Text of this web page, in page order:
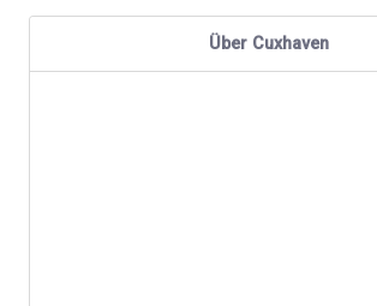
Über Cuxhaven